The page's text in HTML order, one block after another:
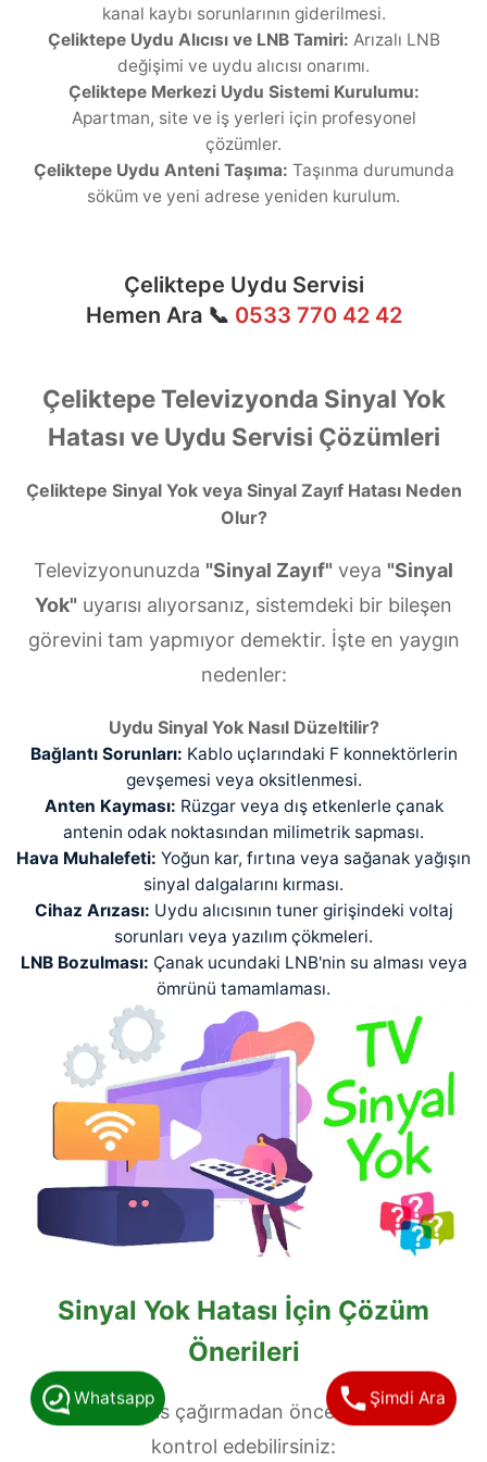
kanal kaybı sorunlarının giderilmesi.
Çeliktepe Uydu Alıcısı ve LNB Tamiri: Arızalı LNB
değişimi ve uydu alıcısı onarımı.
Çeliktepe Merkezi Uydu Sistemi Kurulumu:
Apartman, site ve iş yerleri için profesyonel
çözümler.
Çeliktepe Uydu Anteni Taşıma: Taşınma durumunda
söküm ve yeni adrese yeniden kurulum.
Çeliktepe Uydu Servisi
Hemen Ara 📞 0533 770 42 42
Çeliktepe Televizyonda Sinyal Yok
Hatası ve Uydu Servisi Çözümleri
Çeliktepe Sinyal Yok veya Sinyal Zayıf Hatası Neden
Olur?
Televizyonunuzda "Sinyal Zayıf" veya "Sinyal
Yok" uyarısı alıyorsanız, sistemdeki bir bileşen
görevini tam yapmıyor demektir. İşte en yaygın
nedenler:
Uydu Sinyal Yok Nasıl Düzeltilir?
Bağlantı Sorunları: Kablo uçlarındaki F konnektörlerin
gevşemesi veya oksitlenmesi.
Anten Kayması: Rüzgar veya dış etkenlerle çanak
antenin odak noktasından milimetrik sapması.
Hava Muhalefeti: Yoğun kar, fırtına veya sağanak yağışın
sinyal dalgalarını kırması.
Cihaz Arızası: Uydu alıcısının tuner girişindeki voltaj
sorunları veya yazılım çökmeleri.
LNB Bozulması: Çanak ucundaki LNB'nin su alması veya
ömrünü tamamlaması.
Sinyal Yok Hatası İçin Çözüm
Önerileri
Teknik servis çağırmadan önce şu adımları
kontrol edebilirsiniz:
Şimdi Ara
Whatsapp